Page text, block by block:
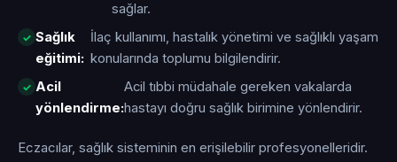
sağlar.
Sağlık
eğitimi:
İlaç kullanımı, hastalık yönetimi ve sağlıklı yaşam
konularında toplumu bilgilendirir.
Acil
yönlendirme:
Acil tıbbi müdahale gereken vakalarda
hastayı doğru sağlık birimine yönlendirir.
Eczacılar, sağlık sisteminin en erişilebilir profesyonelleridir.